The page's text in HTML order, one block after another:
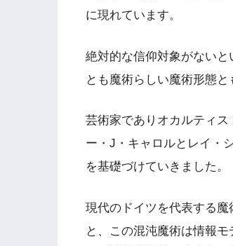
に現れています。
絶対的な信仰対象がない
とも魔術らしい魔術形態と
芸術家でありオカルティ
ー・J・キャロルとレイ・
を基礎づけていきました。
現代のドイツを代表する
と、この混沌魔術は情報